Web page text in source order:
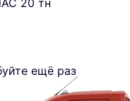
20 тн
ещё раз